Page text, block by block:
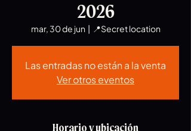
2026
mar, 30 de jun
  |
📍Secret location
Las entradas no están a la venta
Ver otros eventos
Horario y ubicación